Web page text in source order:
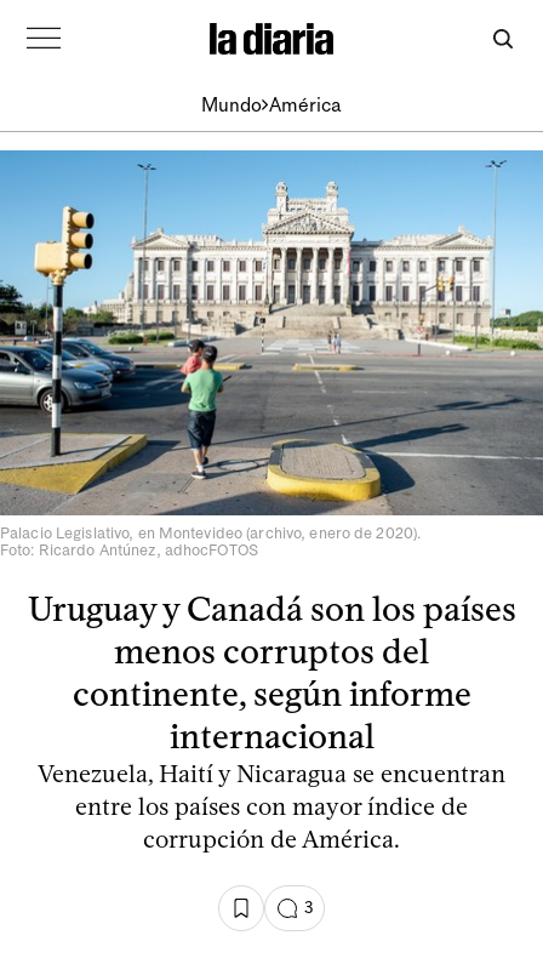
Mundo América
Palacio Legislativo, en Montevideo (archivo, enero de 2020).
Foto: Ricardo Antúnez, adhocFOTOS
Uruguay y Canadá son los países
menos corruptos del
continente, según informe
internacional
Venezuela, Haití y Nicaragua se encuentran
entre los países con mayor índice de
corrupción de América.
3